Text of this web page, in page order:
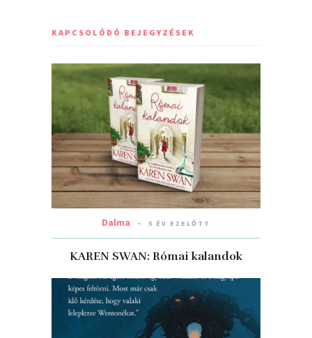
KAPCSOLÓDÓ BEJEGYZÉSEK
Dalma 5 ÉV EZELŐTT
KAREN SWAN: Római ​kalandok